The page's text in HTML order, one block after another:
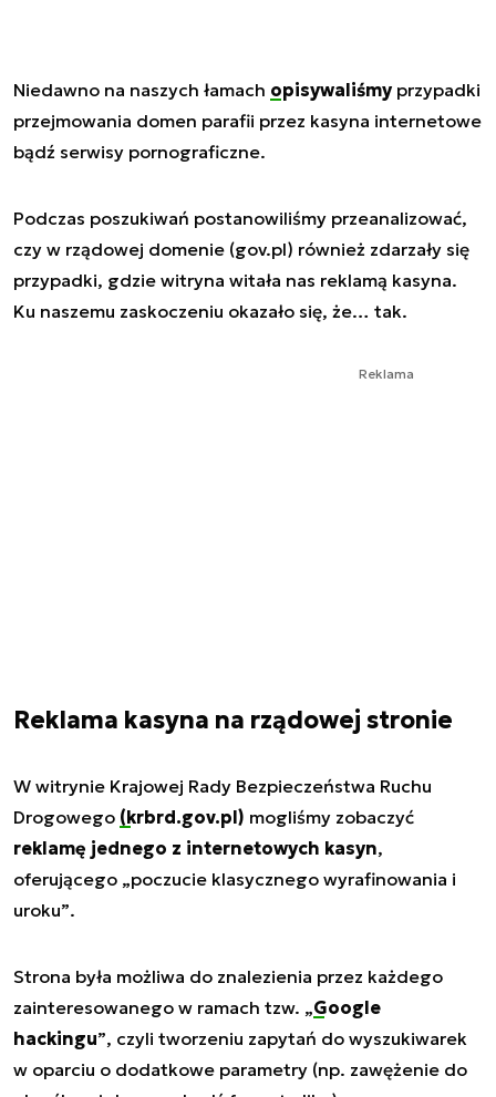
Niedawno na naszych łamach opisywaliśmyprzypadki
przejmowania domen parafii przez kasyna internetowe
bądź serwisy pornograficzne.
Podczas poszukiwań postanowiliśmy przeanalizować,
czy w rządowej domenie (gov.pl) również zdarzały się
przypadki, gdzie witryna witała nas reklamą kasyna.
Ku naszemu zaskoczeniu okazało się, że… tak.
Reklama
Reklama kasyna na rządowej stronie
W witrynie Krajowej Rady Bezpieczeństwa Ruchu
Drogowego (krbrd.gov.pl) mogliśmy zobaczyć
reklamę jednego z internetowych kasyn,
oferującego „poczucie klasycznego wyrafinowania i
uroku”.
Strona była możliwa do znalezienia przez każdego
zainteresowanego w ramach tzw. „Google
hackingu”, czyli tworzeniu zapytań do wyszukiwarek
w oparciu o dodatkowe parametry (np. zawężenie do